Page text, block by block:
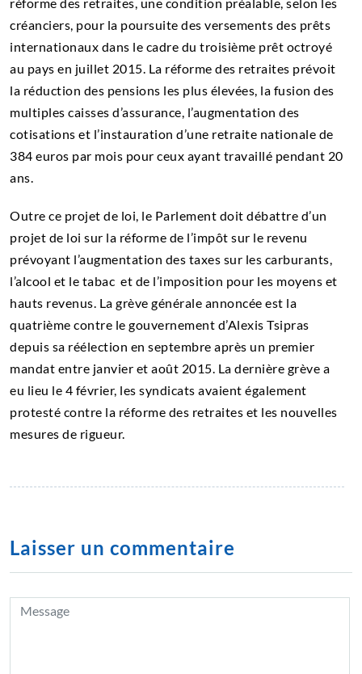
créanciers, pour la poursuite des versements des prêts
internationaux dans le cadre du troisième prêt octroyé
au pays en juillet 2015. La réforme des retraites prévoit
la réduction des pensions les plus élevées, la fusion des
multiples caisses d’assurance, l’augmentation des
cotisations et l’instauration d’une retraite nationale de
384 euros par mois pour ceux ayant travaillé pendant 20
ans.
Outre ce projet de loi, le Parlement doit débattre d’un
projet de loi sur la réforme de l’impôt sur le revenu
prévoyant l’augmentation des taxes sur les carburants,
l’alcool et le tabac et de l’imposition pour les moyens et
hauts revenus. La grève générale annoncée est la
quatrième contre le gouvernement d’Alexis Tsipras
depuis sa réélection en septembre après un premier
mandat entre janvier et août 2015. La dernière grève a
eu lieu le 4 février, les syndicats avaient également
protesté contre la réforme des retraites et les nouvelles
mesures de rigueur.
Laisser un commentaire